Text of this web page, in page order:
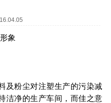
象
及粉尘对注塑生产的污染减
洁净的生产车间，而佳之意